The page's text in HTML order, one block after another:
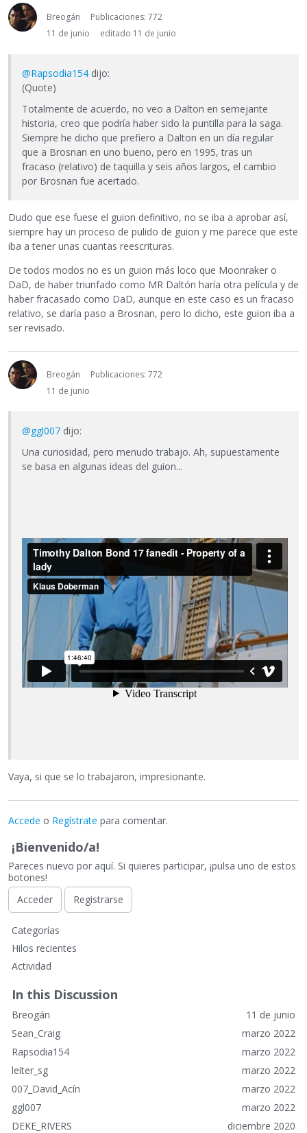
Breogán
Publicaciones: 772
11 de junio
editado 11 de junio
@Rapsodia154 dijo:
(Quote)
Totalmente de acuerdo, no veo a Dalton en semejante
historia, creo que podría haber sido la puntilla para la saga.
Siempre he dicho que prefiero a Dalton en un día regular
que a Brosnan en uno bueno, pero en 1995, tras un
fracaso (relativo) de taquilla y seis años largos, el cambio
por Brosnan fue acertado.
Dudo que ese fuese el guion definitivo, no se iba a aprobar así,
siempre hay un proceso de pulido de guion y me parece que este
iba a tener unas cuantas reescrituras.
De todos modos no es un guion más loco que Moonraker o
DaD, de haber triunfado como MR Daltón haría otra película y de
haber fracasado como DaD, aunque en este caso es un fracaso
relativo, se daría paso a Brosnan, pero lo dicho, este guion iba a
ser revisado.
Breogán
Publicaciones: 772
11 de junio
@ggl007 dijo:
Una curiosidad, pero menudo trabajo. Ah, supuestamente
se basa en algunas ideas del guion...
Vaya, si que se lo trabajaron, impresionante.
Accede o Regístrate para comentar.
¡Bienvenido/a!
Pareces nuevo por aquí. Si quieres participar, ¡pulsa uno de estos
botones!
Acceder
Registrarse
E
n
a
c
e
s
r
á
p
d
o
s
Categorías
Hilos recientes
Actividad
In this Discussion
11 de junio
Breogán
marzo 2022
Sean_Craig
marzo 2022
Rapsodia154
marzo 2022
leiter_sg
marzo 2022
007_David_Acín
marzo 2022
ggl007
diciembre 2020
DEKE_RIVERS